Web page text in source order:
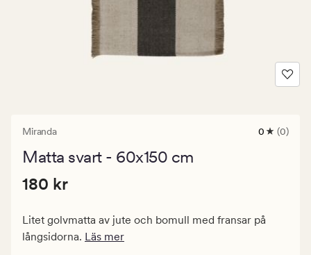
Miranda
0
0
0 (0)
Matta svart - 60x150 cm
Pris
kr.
Ordinarie
pris
Pris 180 kr
180 kr
Litet golvmatta av jute och bomull med fransar på
långsidorna. Läs mer